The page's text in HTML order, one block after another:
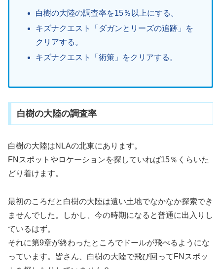
白樹の大陸の調査率を15％以上にする。
キズナクエスト「ダガンとリーズの追跡」を
クリアする。
キズナクエスト「術策」をクリアする。
白樹の大陸の調査率
白樹の大陸はNLAの北東にあります。
FNスポットやロケーションを探していれば15％くらいた
どり着けます。
最初のころだと白樹の大陸は遠い土地でなかなか探索でき
ませんでした。しかし、今の時期になると普通に出入りし
ているはず。
それに第9章が終わったところでドールが飛べるようにな
っています。皆さん、白樹の大陸で飛び回ってFNスポッ